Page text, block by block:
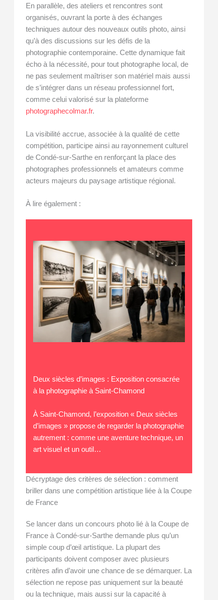
En parallèle, des ateliers et rencontres sont
organisés, ouvrant la porte à des échanges
techniques autour des nouveaux outils photo, ainsi
qu’à des discussions sur les défis de la
photographie contemporaine. Cette dynamique fait
écho à la nécessité, pour tout photographe local, de
ne pas seulement maîtriser son matériel mais aussi
de s’intégrer dans un réseau professionnel fort,
comme celui valorisé sur la plateforme
photographecolmar.fr.
La visibilité accrue, associée à la qualité de cette
compétition, participe ainsi au rayonnement culturel
de Condé-sur-Sarthe en renforçant la place des
photographes professionnels et amateurs comme
acteurs majeurs du paysage artistique régional.
À lire également :
Deux siècles d’images : Exposition consacrée
à la photographie à Saint-Chamond
À Saint-Chamond, l’exposition « Deux siècles
d’images » propose de regarder la photographie
autrement : comme une aventure technique, un
art visuel et un outil…
Décryptage des critères de sélection : comment
briller dans une compétition artistique liée à la Coupe
de France
Se lancer dans un concours photo lié à la Coupe de
France à Condé-sur-Sarthe demande plus qu’un
simple coup d’œil artistique. La plupart des
participants doivent composer avec plusieurs
critères afin d’avoir une chance de se démarquer. La
sélection ne repose pas uniquement sur la beauté
ou la technique, mais aussi sur la capacité à